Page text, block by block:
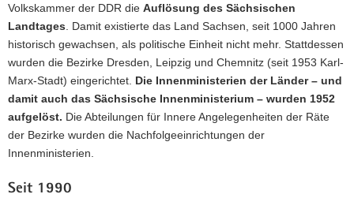
Volkskammer der DDR die Auflösung des Sächsischen
Landtages . Damit existierte das Land Sachsen, seit 1000 Jahren
historisch gewachsen, als politische Einheit nicht mehr. Stattdessen
wurden die Bezirke Dresden, Leipzig und Chemnitz (seit 1953 Karl-
Marx-Stadt) eingerichtet. Die Innenministerien der Länder – und
damit auch das Sächsische Innenministerium – wurden 1952
aufgelöst. Die Abteilungen für Innere Angelegenheiten der Räte
der Bezirke wurden die Nachfolgeeinrichtungen der
Innenministerien.
Seit 1990